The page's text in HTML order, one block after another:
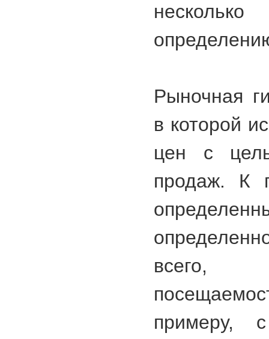
Рыночная
в которой
цен с
продаж. К
всего,
примеру,